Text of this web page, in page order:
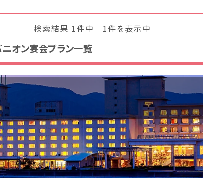
県(9) 新潟県(13)
山梨県(19)
香川県(1) 愛媛県(1)
検索結果 1件中 1件を表示中
オン宴会プラン一覧